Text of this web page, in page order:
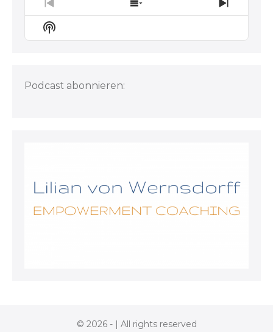
Previous
Episode
Show
Episodes
Next
Episode
Show
Podcast
Podcast abonnieren:
© 2026 - | All rights reserved